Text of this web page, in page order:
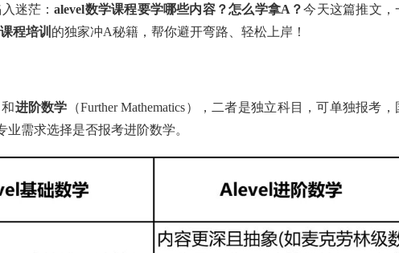
迷茫：alevel数学课程要学哪些内容？怎么学拿A？今天这篇推文，
程培训 的独家冲A秘籍，帮你避开弯路、轻松上岸！
和进阶数学 （Further Mathematics），二者是独立科目，可单独报考，
需求选择是否报考进阶数学。